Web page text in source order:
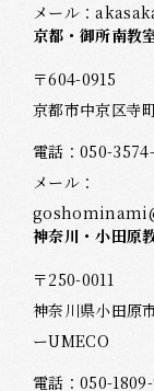
メール：
京都・御所南教
〒604-0915
京都市中京区寺
電話：050-
メール：
神奈川・小田原
〒250-0011
神奈川県小田原
ーUMECO
電話：050-